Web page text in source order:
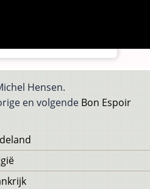
Hensen.
en volgende Bon Espoir